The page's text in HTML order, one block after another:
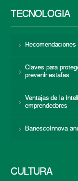
TECNOLOGÍA
Claves para
prevenir estafas
Ventajas de la
emprendedores
BanescoInnova
CULTURA